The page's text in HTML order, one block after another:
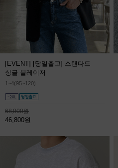
[EVENT] [당일출고] 스탠다드
싱글 블레이저
1~4(95~120)
68,000원
46,800원